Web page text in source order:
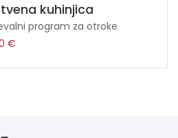
kuhinjica
program za otroke
€